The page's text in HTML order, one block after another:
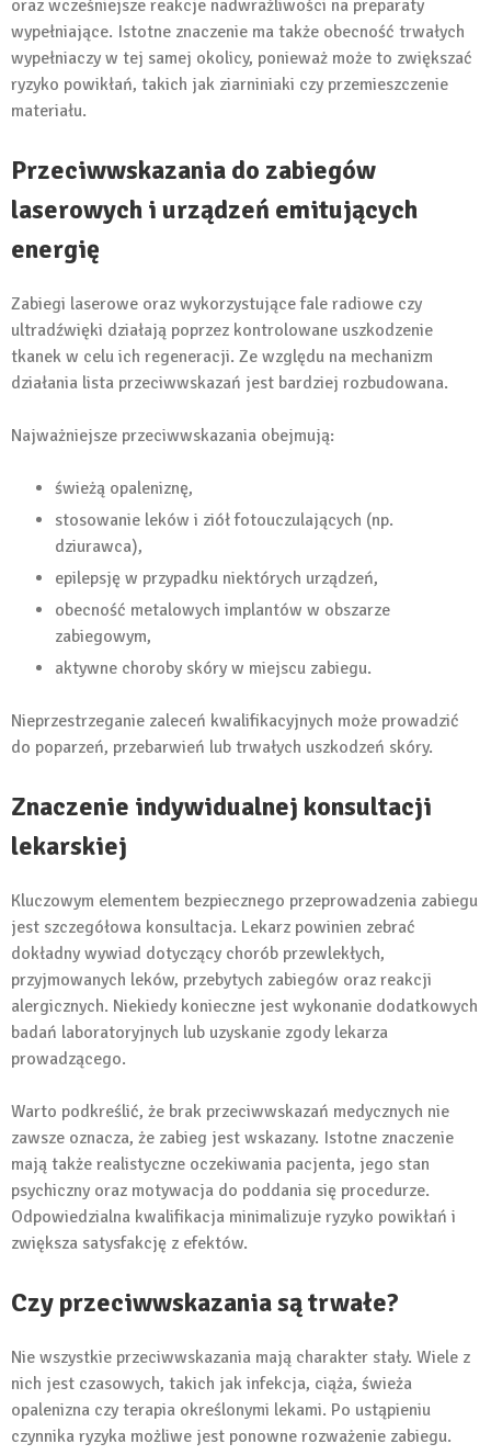
oraz wcześniejsze reakcje nadwrażliwości na preparaty
wypełniające. Istotne znaczenie ma także obecność trwałych
wypełniaczy w tej samej okolicy, ponieważ może to zwiększać
ryzyko powikłań, takich jak ziarniniaki czy przemieszczenie
materiału.
Przeciwwskazania do zabiegów
laserowych i urządzeń emitujących
energię
Zabiegi laserowe oraz wykorzystujące fale radiowe czy
ultradźwięki działają poprzez kontrolowane uszkodzenie
tkanek w celu ich regeneracji. Ze względu na mechanizm
działania lista przeciwwskazań jest bardziej rozbudowana.
Najważniejsze przeciwwskazania obejmują:
świeżą opaleniznę,
stosowanie leków i ziół fotouczulających (np.
dziurawca),
epilepsję w przypadku niektórych urządzeń,
obecność metalowych implantów w obszarze
zabiegowym,
aktywne choroby skóry w miejscu zabiegu.
Nieprzestrzeganie zaleceń kwalifikacyjnych może prowadzić
do poparzeń, przebarwień lub trwałych uszkodzeń skóry.
Znaczenie indywidualnej konsultacji
lekarskiej
Kluczowym elementem bezpiecznego przeprowadzenia zabiegu
jest szczegółowa konsultacja. Lekarz powinien zebrać
dokładny wywiad dotyczący chorób przewlekłych,
przyjmowanych leków, przebytych zabiegów oraz reakcji
alergicznych. Niekiedy konieczne jest wykonanie dodatkowych
badań laboratoryjnych lub uzyskanie zgody lekarza
prowadzącego.
Warto podkreślić, że brak przeciwwskazań medycznych nie
zawsze oznacza, że zabieg jest wskazany. Istotne znaczenie
mają także realistyczne oczekiwania pacjenta, jego stan
psychiczny oraz motywacja do poddania się procedurze.
Odpowiedzialna kwalifikacja minimalizuje ryzyko powikłań i
zwiększa satysfakcję z efektów.
Czy przeciwwskazania są trwałe?
Nie wszystkie przeciwwskazania mają charakter stały. Wiele z
nich jest czasowych, takich jak infekcja, ciąża, świeża
opalenizna czy terapia określonymi lekami. Po ustąpieniu
czynnika ryzyka możliwe jest ponowne rozważenie zabiegu.